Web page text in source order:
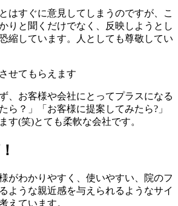
はすぐに意見してしまうのですが、こ
りと聞くだけでなく、反映しようとし
縮しています。人としても尊敬してい
せてもらえます
、お客様や会社にとってプラスになる
ら？」「お客様に提案してみたら?」
す(笑)とても柔軟な会社です。
がわかりやすく、使いやすい、院のフ
ような親近感を与えられるようなサイ
えています。